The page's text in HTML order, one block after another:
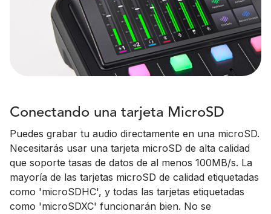
Conectando una tarjeta MicroSD
Puedes grabar tu audio directamente en una microSD.
Necesitarás usar una tarjeta microSD de alta calidad
que soporte tasas de datos de al menos 100MB/s. La
mayoría de las tarjetas microSD de calidad etiquetadas
como 'microSDHC', y todas las tarjetas etiquetadas
como 'microSDXC' funcionarán bien. No se